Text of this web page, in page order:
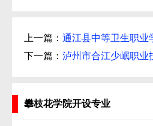
上一篇： 通江县中等卫生职业
下一篇： 泸州市合江少岷职业
攀枝花学院开设专业